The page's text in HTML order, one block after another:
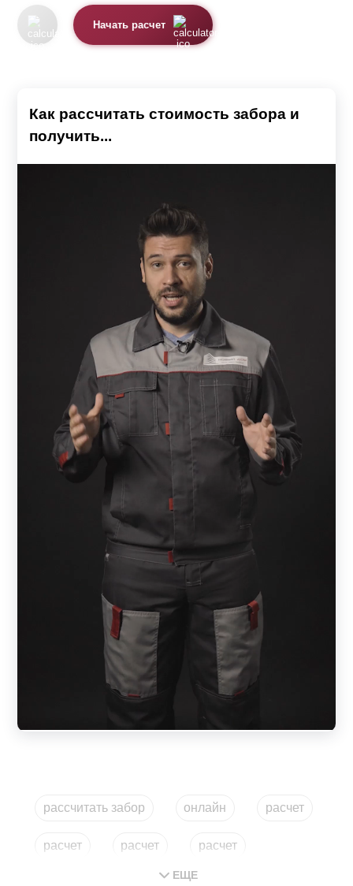
Начать расчет
Как рассчитать стоимость забора и
получить...
рассчитать забор онлайн расчет
расчет расчет расчет
рассчитать мастеровит
ЕЩЕ